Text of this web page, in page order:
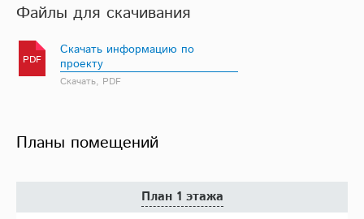
Файлы для скачивания
PDF
Скачать информацию по
проекту
Скачать, PDF
Планы помещений
План 1 этажа